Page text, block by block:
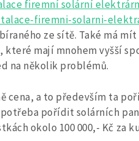
firemní solární
firemni-solarni-
ze sítě. Také má
které mají mnohem vyšší
na několik problémů.
cena, a to především ta
pořídit solárních
okolo 100 000,- Kč za